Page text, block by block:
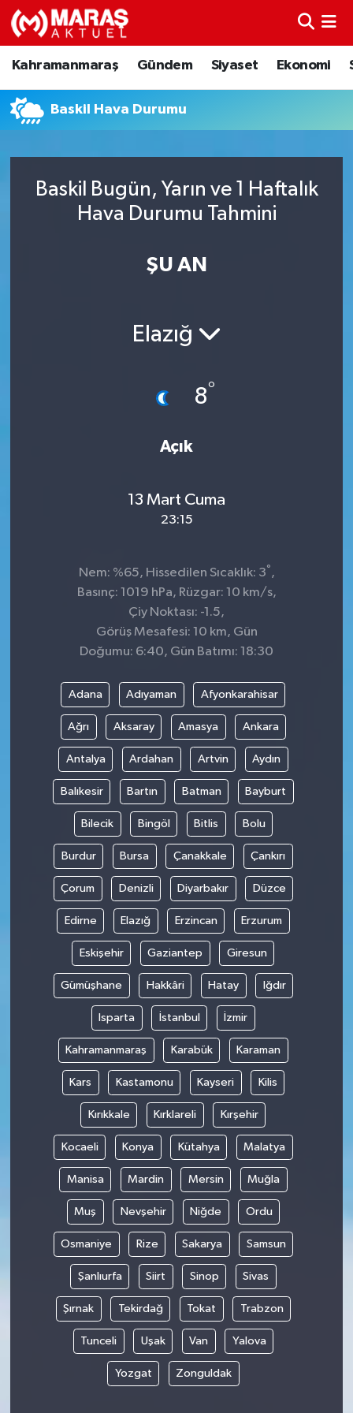
Kahramanmaraş Gündem Siyaset Ekonomi
Baskil Hava Durumu
Baskil Bugün, Yarın ve 1 Haftalık
Hava Durumu Tahmini
ŞU AN
Elazığ
8°
Açık
13 Mart Cuma
23:15
Nem: %65, Hissedilen Sıcaklık: 3° ,
Basınç: 1019 hPa, Rüzgar: 10 km/s,
Çiy Noktası: -1.5,
Görüş Mesafesi: 10 km, Gün
Doğumu: 6:40, Gün Batımı: 18:30
Adana Adıyaman Afyonkarahisar
Ağrı Aksaray Amasya Ankara
Antalya Ardahan Artvin Aydın
Balıkesir Bartın Batman Bayburt
Bilecik Bingöl Bitlis Bolu
Burdur Bursa Çanakkale Çankırı
Çorum Denizli Diyarbakır Düzce
Edirne Elazığ Erzincan Erzurum
Eskişehir Gaziantep Giresun
Gümüşhane Hakkâri Hatay Iğdır
Isparta İstanbul İzmir
Kahramanmaraş Karabük Karaman
Kars Kastamonu Kayseri Kilis
Kırıkkale Kırklareli Kırşehir
Kocaeli Konya Kütahya Malatya
Manisa Mardin Mersin Muğla
Muş Nevşehir Niğde Ordu
Osmaniye Rize Sakarya Samsun
Şanlıurfa Siirt Sinop Sivas
Şırnak Tekirdağ Tokat Trabzon
Tunceli Uşak Van Yalova
Yozgat Zonguldak
Kahramanmaraş
Ekonomi
Nöbetçi Eczaneler
Trafik Durumu
TFF 3.Lig 4.Grup Puan Durumu ve Fikstür